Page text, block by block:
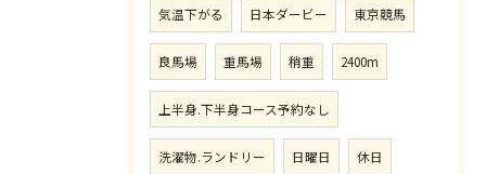
気温下がる 日本ダービー 東京競馬
良馬場 重馬場 稍重 2400m
上半身.下半身コース予約なし
洗濯物.ランドリー 日曜日 休日